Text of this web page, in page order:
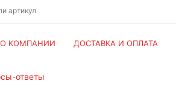
О КОМПАНИИ ДОСТАВКА И ОПЛАТА
ответы